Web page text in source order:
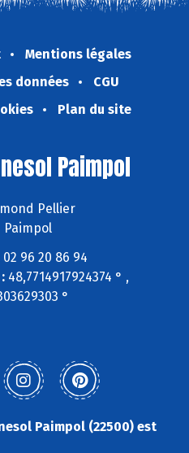
Mentions légales
données
CGU
Plan du site
Paimpol
Pellier
Paimpol
02 96 20 86 94
48,7714917924374 ° ,
°
Paimpol (22500) est